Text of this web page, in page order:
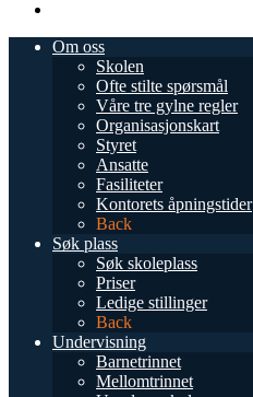
Om oss
Skolen
Ofte stilte spørsmål
Våre tre gylne regler
Organisasjonskart
Styret
Ansatte
Fasiliteter
Kontorets åpningstider
Back
Søk plass
Søk skoleplass
Priser
Ledige stillinger
Back
Undervisning
Barnetrinnet
Mellomtrinnet